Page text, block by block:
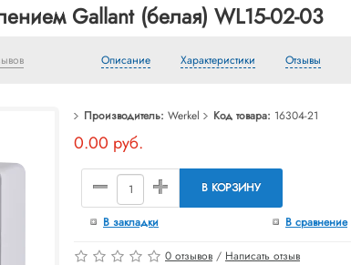
Gallant (белая) WL15-02-03
Описание Характеристики Отзывы
Производитель: Werkel Код товара: 16304-21
0.00 руб.
В КОРЗИНУ
В закладки В сравнение
0 отзывов / Написать отзыв